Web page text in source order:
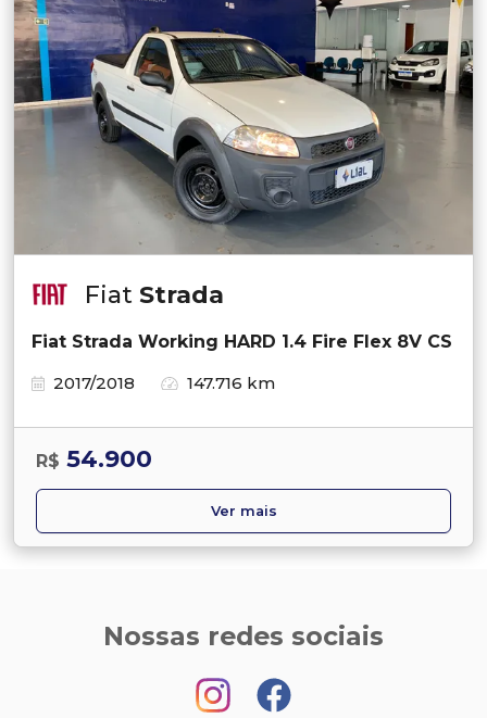
Fiat Strada
Fiat Strada Working HARD 1.4 Fire Flex 8V CS
2017/2018
147.716 km
R$ 54.900
Ver mais
Nossas redes sociais